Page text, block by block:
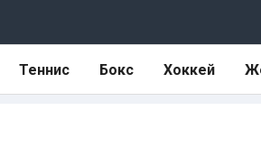
Теннис Бокс Хоккей